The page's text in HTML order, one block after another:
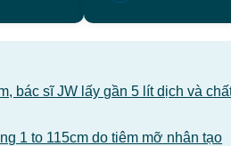
bác sĩ JW lấy gần 5 lít dịch và
1 to 115cm do tiêm mỡ nhân tạo